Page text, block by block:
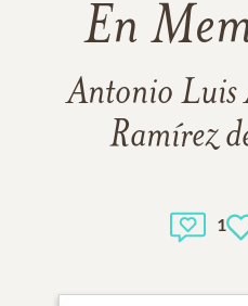
En
Antonio Luis
Ramírez
1